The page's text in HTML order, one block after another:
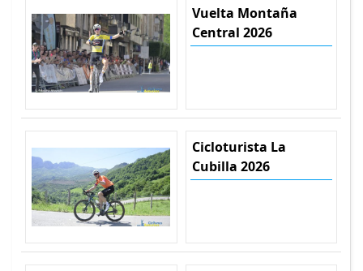
Vuelta Montaña
Central 2026
Cicloturista La
Cubilla 2026